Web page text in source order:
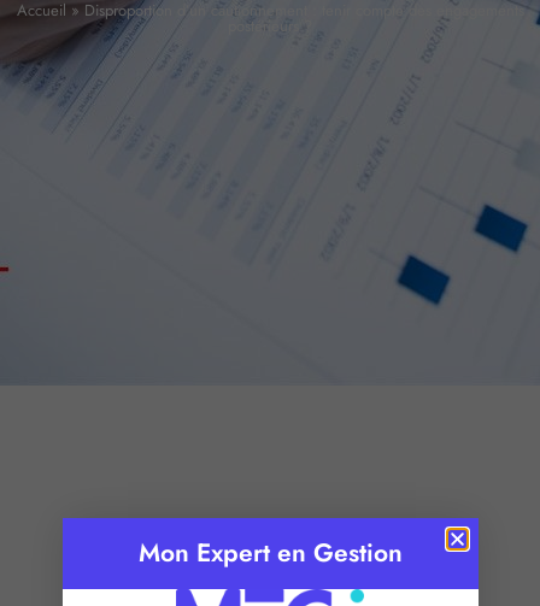
Accueil » Disproportion d’un cautionnement : tenir compte des engagements
postérieurs ?
Publié le :
Mon Expert en Gestion